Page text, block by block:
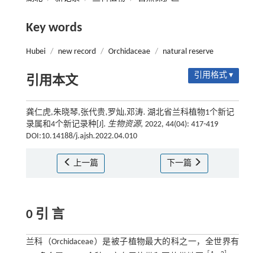
Key words
Hubei / new record / Orchidaceae / natural reserve
引用本文 引用格式 ▾
龚仁虎,朱晓琴,张代贵,罗灿,邓涛. 湖北省兰科植物1个新记
录属和4个新记录种[J]. 生物资源, 2022, 44(04): 417-419
DOI:10.14188/j.ajsh.2022.04.010
上一篇 下一篇
0 引 言
兰科（Orchidaceae）是被子植物最大的科之一，全世界有